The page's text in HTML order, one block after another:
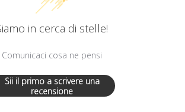
in cerca di stelle!
Comunicaci cosa ne pensi
Sii il primo a scrivere una
recensione